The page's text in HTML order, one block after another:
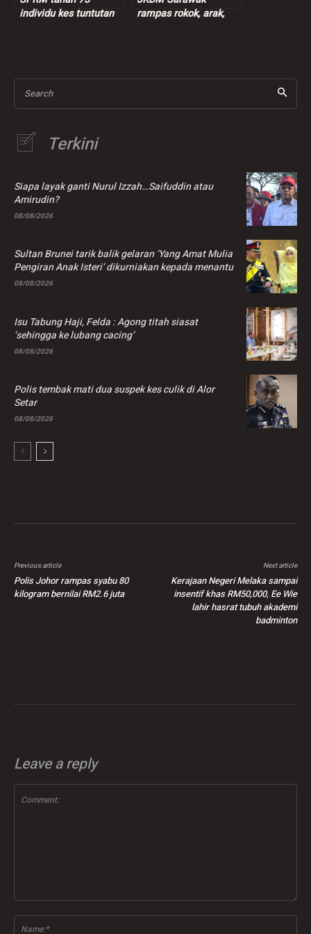
individu kes tuntutan
rampas rokok, arak,
Search
Terkini
Siapa layak ganti Nurul Izzah…Saifuddin atau
Amirudin?
08/08/2026
Sultan Brunei tarik balik gelaran ‘Yang Amat Mulia
Pengiran Anak Isteri’ dikurniakan kepada menantu
08/08/2026
Isu Tabung Haji, Felda : Agong titah siasat
‘sehingga ke lubang cacing’
08/08/2026
Polis tembak mati dua suspek kes culik di Alor
Setar
08/08/2026
Previous article
Polis Johor rampas syabu 80
kilogram bernilai RM2.6 juta
Next article
Kerajaan Negeri Melaka sampai
insentif khas RM50,000, Ee Wie
lahir hasrat tubuh akademi
badminton
Leave a reply